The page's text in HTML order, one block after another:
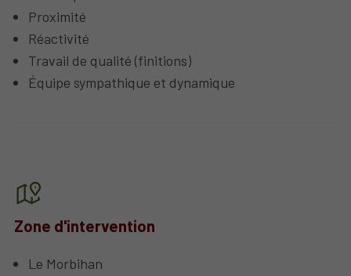
Proximité
Réactivité
Travail de qualité (finitions)
Équipe sympathique et dynamique
Zone d'intervention
Le Morbihan